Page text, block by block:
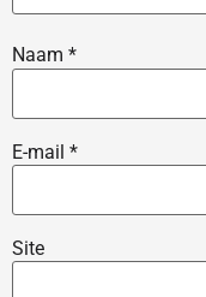
Naam *
E-mail *
Site